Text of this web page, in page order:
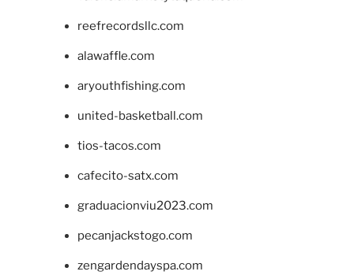
reefrecordsllc.com
alawaffle.com
aryouthfishing.com
united-basketball.com
tios-tacos.com
cafecito-satx.com
graduacionviu2023.com
pecanjackstogo.com
zengardendayspa.com